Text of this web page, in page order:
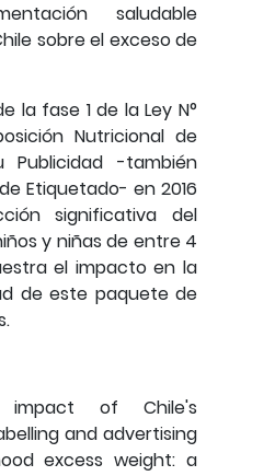
saludable
sobre el exceso de
la fase 1 de la Ley N°
Nutricional de
-también
Etiquetado- en 2016
significativa del
y niñas de entre 4
el impacto en la
de este paquete de
of Chile's
and advertising
excess weight: a